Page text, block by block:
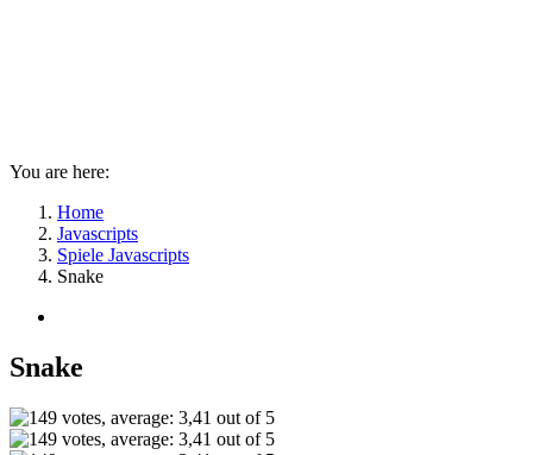
You are here:
Home
Javascripts
Spiele Javascripts
Snake
Snake